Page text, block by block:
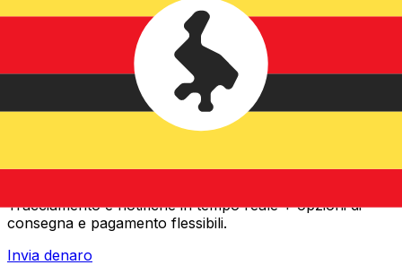
Tracciamento e notifiche in tempo reale + opzioni di
consegna e pagamento flessibili.
Invia denaro